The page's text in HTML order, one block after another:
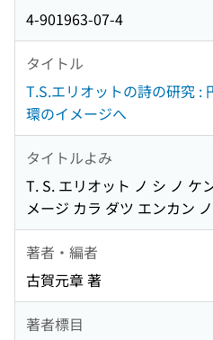
4-901963-07-4
タイトル
T.S.エリオットの詩の研究 :
環のイメージへ
タイトルよみ
T. S. エリオット ノ シ ノ ケ
メージ カラ ダツ エンカン
著者・編者
古賀元章 著
著者標目